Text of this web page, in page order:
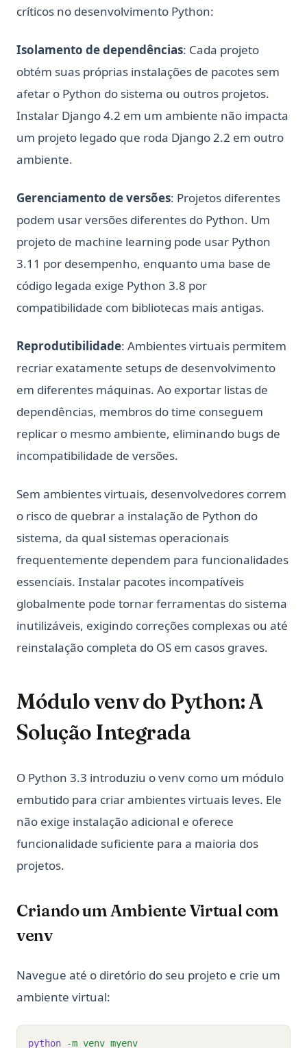
críticos no desenvolvimento Python:
Isolamento de dependências: Cada projeto
obtém suas próprias instalações de pacotes sem
afetar o Python do sistema ou outros projetos.
Instalar Django 4.2 em um ambiente não impacta
um projeto legado que roda Django 2.2 em outro
ambiente.
Gerenciamento de versões: Projetos diferentes
podem usar versões diferentes do Python. Um
projeto de machine learning pode usar Python
3.11 por desempenho, enquanto uma base de
código legada exige Python 3.8 por
compatibilidade com bibliotecas mais antigas.
Reprodutibilidade: Ambientes virtuais permitem
recriar exatamente setups de desenvolvimento
em diferentes máquinas. Ao exportar listas de
dependências, membros do time conseguem
replicar o mesmo ambiente, eliminando bugs de
incompatibilidade de versões.
Sem ambientes virtuais, desenvolvedores correm
o risco de quebrar a instalação de Python do
sistema, da qual sistemas operacionais
frequentemente dependem para funcionalidades
essenciais. Instalar pacotes incompatíveis
globalmente pode tornar ferramentas do sistema
inutilizáveis, exigindo correções complexas ou até
reinstalação completa do OS em casos graves.
Módulo venv do Python: A
Solução Integrada
O Python 3.3 introduziu o venv como um módulo
embutido para criar ambientes virtuais leves. Ele
não exige instalação adicional e oferece
funcionalidade suficiente para a maioria dos
projetos.
Criando um Ambiente Virtual com
venv
Navegue até o diretório do seu projeto e crie um
ambiente virtual:
python -m venv myenv